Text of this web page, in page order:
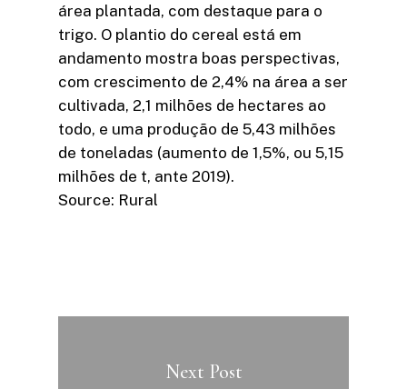
área plantada, com destaque para o
trigo. O plantio do cereal está em
andamento mostra boas perspectivas,
com crescimento de 2,4% na área a ser
cultivada, 2,1 milhões de hectares ao
todo, e uma produção de 5,43 milhões
de toneladas (aumento de 1,5%, ou 5,15
milhões de t, ante 2019).
Source: Rural
Next Post